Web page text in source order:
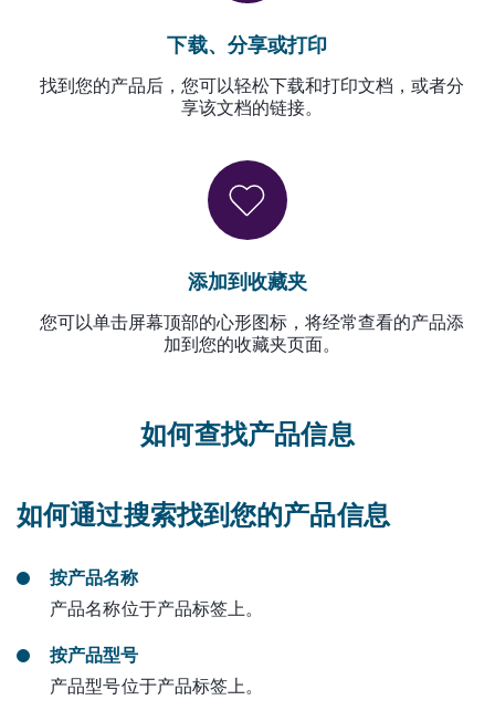
下载、分享或打印
找到您的产品后，您可以轻松下载和打印文档，或者分
享该文档的链接。
添加到收藏夹
您可以单击屏幕顶部的心形图标，将经常查看的产品添
加到您的收藏夹页面。
如何查找产品信息
如何通过搜索找到您的产品信息
按产品名称
产品名称位于产品标签上。
按产品型号
产品型号位于产品标签上。